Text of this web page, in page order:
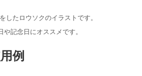
したロウソクのイラストです。
や記念日にオススメです。
例